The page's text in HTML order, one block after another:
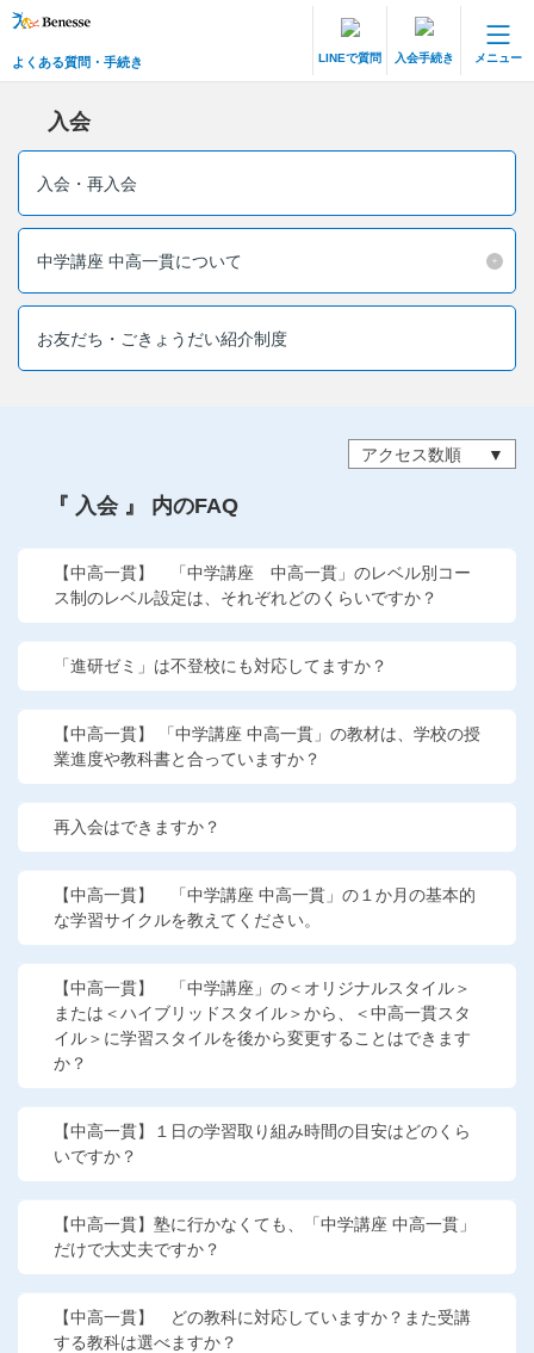
よくある質問・手続き LINEで質問 入会手続き メニュー
よくある質問・手続き
登録情報の変更・各種お手続き
会員ページへログイン
お客様サポート(手続き・照会)
カテゴリーから探す
他の講座のよくある質問・手続きはこちら
こどもちゃれんじ
進研ゼミ 小学講座
進研ゼミ 中学講座
進研ゼミ 高校講座
進研ゼミ中学講座中高一貫のご紹介はこちら
入会
入会・再入会
中学講座 中高一貫について
お友だち・ごきょうだい紹介制度
アクセス数順
『 入会 』 内のFAQ
【中高一貫】 「中学講座 中高一貫」のレベル別コー
ス制のレベル設定は、それぞれどのくらいですか？
「進研ゼミ」は不登校にも対応してますか？
【中高一貫】 「中学講座 中高一貫」の教材は、学校の授
業進度や教科書と合っていますか？
再入会はできますか？
【中高一貫】 「中学講座 中高一貫」の１か月の基本的
な学習サイクルを教えてください。
【中高一貫】 「中学講座」の＜オリジナルスタイル＞
または＜ハイブリッドスタイル＞から、＜中高一貫スタ
イル＞に学習スタイルを後から変更することはできます
か？
【中高一貫】１日の学習取り組み時間の目安はどのくら
いですか？
【中高一貫】塾に行かなくても、「中学講座 中高一貫」
だけで大丈夫ですか？
【中高一貫】 どの教科に対応していますか？また受講
する教科は選べますか？